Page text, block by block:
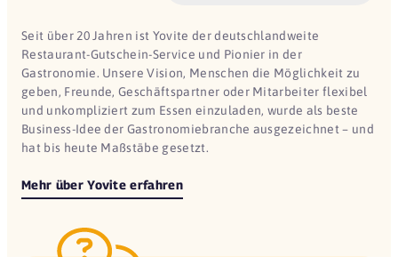
Seit über 20 Jahren ist Yovite der deutschlandweite
Restaurant-Gutschein-Service und Pionier in der
Gastronomie. Unsere Vision, Menschen die Möglichkeit zu
geben, Freunde, Geschäftspartner oder Mitarbeiter flexibel
und unkompliziert zum Essen einzuladen, wurde als beste
Business-Idee der Gastronomiebranche ausgezeichnet – und
hat bis heute Maßstäbe gesetzt.
Mehr über Yovite erfahren